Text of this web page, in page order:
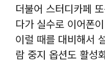
더불어 스터디카페
다가 실수로 이어폰
이럴 때를 대비해서
람 중지 옵션도 활성